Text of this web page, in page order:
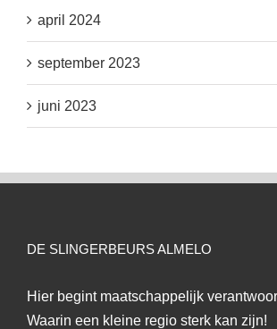
april 2024
september 2023
juni 2023
DE SLINGERBEURS ALMELO
Hier begint maatschappelijk
Waarin een kleine regio sterk kan zijn!